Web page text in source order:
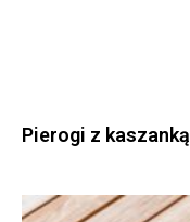
Pierogi z kaszanką